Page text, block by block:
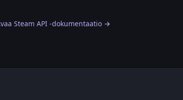
Steam API -dokumentaatio →